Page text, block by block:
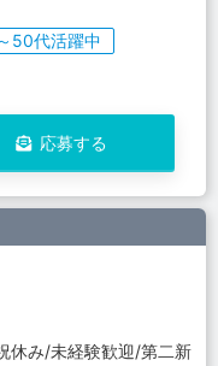
50代活躍中
応募する
休み/未経験歓迎/第二新